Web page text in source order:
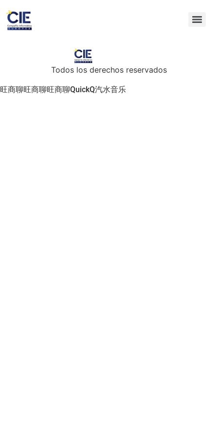
Todos los derechos reservados
旺商聊旺商聊旺商聊QuickQ汽水音乐